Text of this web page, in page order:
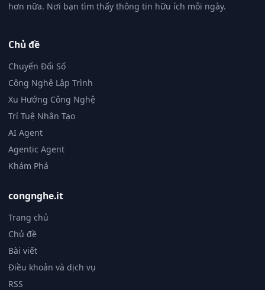
hơn nữa. Nơi bạn tìm thấy thông tin hữu ích mỗi ngày.
Chủ đề
Chuyển Đổi Số
Công Nghệ Lập Trình
Xu Hướng Công Nghệ
Trí Tuệ Nhân Tạo
AI Agent
Agentic Agent
Khám Phá
congnghe.it
Trang chủ
Chủ đề
Bài viết
Điều khoản và dịch vụ
RSS